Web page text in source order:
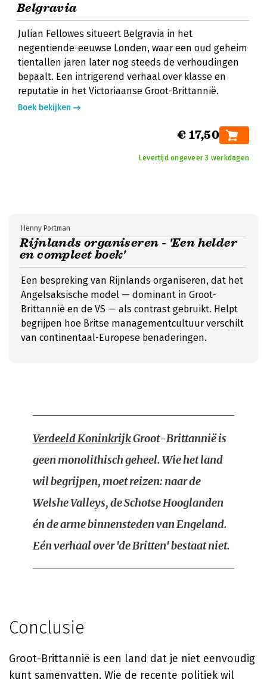
Belgravia
Julian Fellowes situeert Belgravia in het
negentiende-eeuwse Londen, waar een oud geheim
tientallen jaren later nog steeds de verhoudingen
bepaalt. Een intrigerend verhaal over klasse en
reputatie in het Victoriaanse Groot-Brittannië.
Boek bekijken
€ 17,50
Levertijd ongeveer 3 werkdagen
Rijnlands organiseren - 'Een helder
en compleet boek'
Henny Portman
Een bespreking van Rijnlands organiseren, dat het
Angelsaksische model — dominant in Groot-
Brittannië en de VS — als contrast gebruikt. Helpt
begrijpen hoe Britse managementcultuur verschilt
van continentaal-Europese benaderingen.
Verdeeld KoninkrijkGroot-Brittannië is
geen monolithisch geheel. Wie het land
wil begrijpen, moet reizen: naar de
Welshe Valleys, de Schotse Hooglanden
én de arme binnensteden van Engeland.
Eén verhaal over 'de Britten' bestaat niet.
Conclusie
Groot-Brittannië is een land dat je niet eenvoudig
kunt samenvatten. Wie de recente politiek wil